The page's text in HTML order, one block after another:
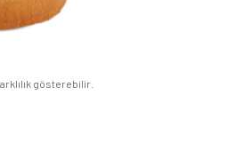
gösterebilir.